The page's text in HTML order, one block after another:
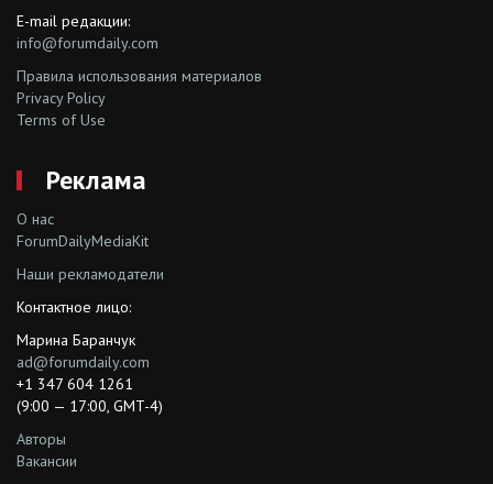
E-mail редакции:
info@forumdaily.com
Правила использования материалов
Privacy Policy
Terms of Use
Реклама
О нас
ForumDailyMediaKit
Наши рекламодатели
Контактное лицо:
Марина Баранчук
ad@forumdaily.com
+1 347 604 1261
(9:00 — 17:00, GMT-4)
Авторы
Вакансии